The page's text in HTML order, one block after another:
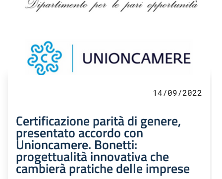
14/09/2022
Certificazione parità di genere,
presentato accordo con
Unioncamere. Bonetti:
progettualità innovativa che
cambierà pratiche delle imprese